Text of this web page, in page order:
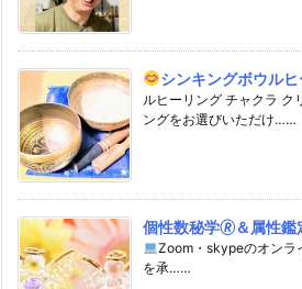
シンキングボウル
ルヒーリング チャクラ ク
ングをお選びいただけ……
個性数秘学🄬＆属性鑑
Zoom・skypeのオンラ
を承……